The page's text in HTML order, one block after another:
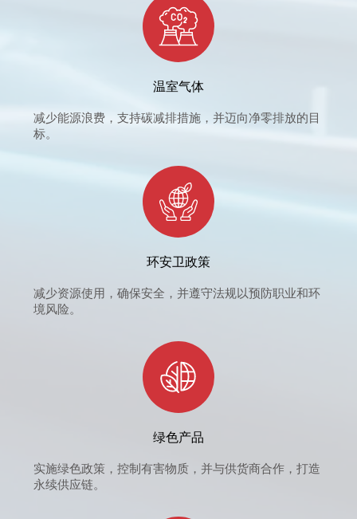
温室气体
减少能源浪费，支持碳减排措施，并迈向净零排放的目
标。
环安卫政策
减少资源使用，确保安全，并遵守法规以预防职业和环
境风险。
绿色产品
实施绿色政策，控制有害物质，并与供货商合作，打造
永续供应链。